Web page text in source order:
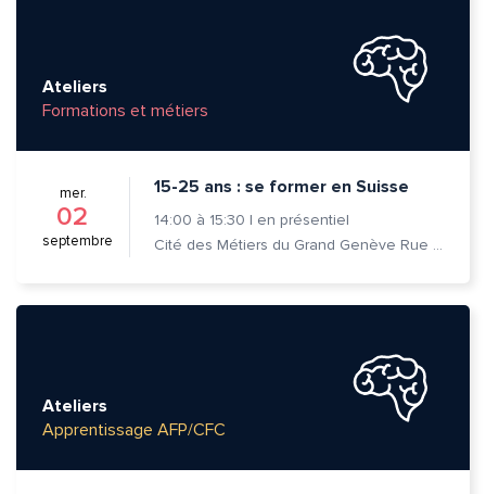
Ateliers
Formations et métiers
mer.
02
septembre
15-25 ans : se former en Suisse
14:00 à 15:30 | en présentiel
Cité des Métiers du Grand Genève Rue Prévost-Martin 6 1205 Genève
Ateliers
Apprentissage AFP/CFC